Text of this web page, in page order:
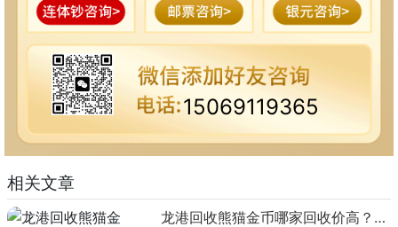
15069119365
相关文章
龙港回收熊猫金币哪家回收价高？本地榜单